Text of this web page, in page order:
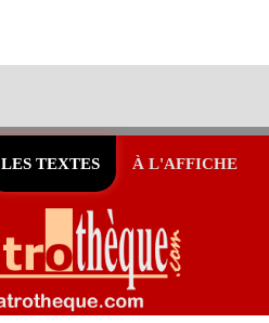
LES TEXTES À L'AFFICHE